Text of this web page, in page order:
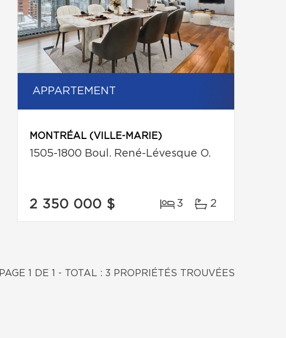
APPARTEMENT
MONTRÉAL (VILLE-MARIE)
1505-1800 Boul. René-Lévesque O.
2 350 000 $ 3 2
PAGE 1 DE 1 - TOTAL : 3 PROPRIÉTÉS TROUVÉES